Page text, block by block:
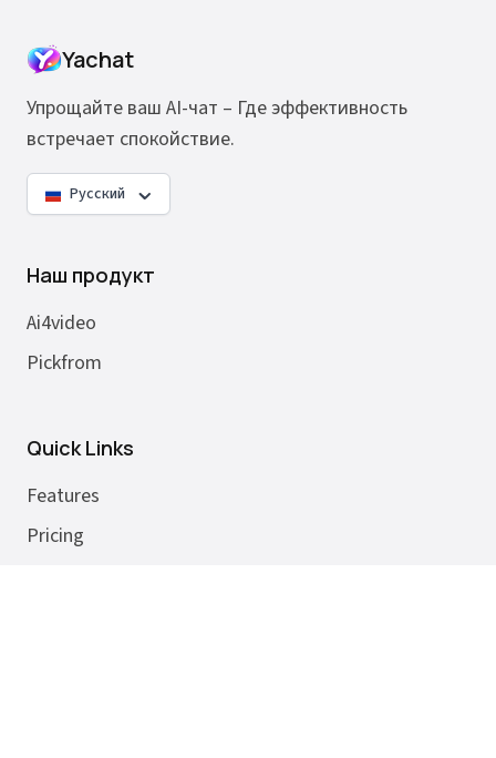
Yachat
Упрощайте ваш AI-чат – Где эффективность
встречает спокойствие.
Русский
Наш продукт
Ai4video
Pickfrom
Quick Links
Features
Pricing